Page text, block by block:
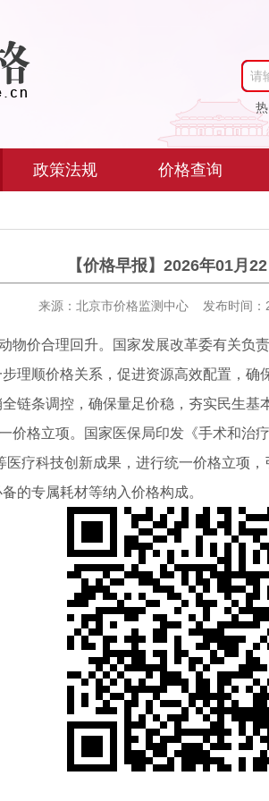
请
政策法规 价格查询
【价格早报】2026年01月
来源：北京市价格监测中心 发布时间：
物价合理回升。国家发展改革委有关负
理顺价格关系，促进资源高效配置，
链条调控，确保量足价稳，夯实民生基
价格立项。国家医保局印发《手术和治
疗科技创新成果，进行统一价格立项，
的专属耗材等纳入价格构成。